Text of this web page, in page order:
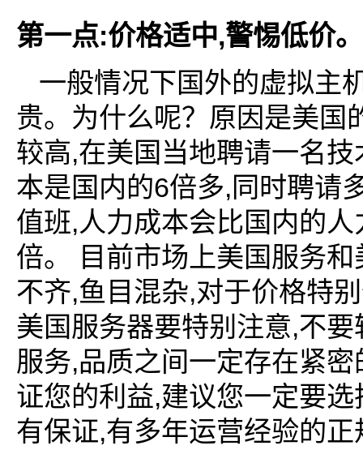
第一点:价格适中,警惕低价。
一般情况下国外的虚拟主
贵。为什么呢？原因是美国
较高,在美国当地聘请一名
本是国内的6倍多, 同时聘请
值班,人力成本会比国内的
倍。
目前市场上美国服务
不齐,鱼目混杂,对于价格特
美国服务器要特别注意,不要
服务,品质之间一定存在紧
证您的利益,建议您一定要
有保证,有多年运营经验的